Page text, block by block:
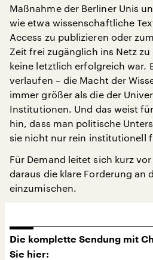
Maßnahme der Berliner Unis
wie etwa wissenschaftliche
Access zu publizieren oder
Zeit frei zugänglich ins Netz zu
keine letztlich erfolgreich war.
verlaufen – die Macht der
immer größer als die der
Institutionen. Und das weist
hin, dass man politische
sie nicht nur rein institutionell
Für Demand leitet sich kurz
daraus die klare Forderung an
einzumischen.
Die komplette Sendung mit
Sie hier: